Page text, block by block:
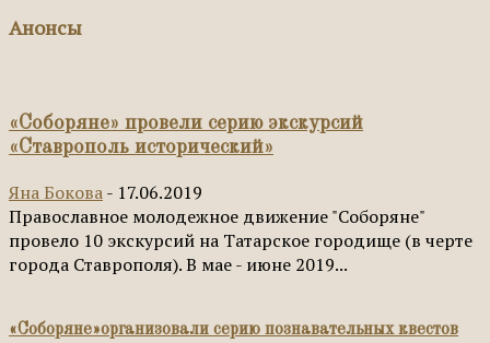
Анонсы
«Соборяне» провели серию экскурсий
«Ставрополь исторический»
Яна Бокова- 17.06.2019
Православное молодежное движение "Соборяне"
провело 10 экскурсий на Татарское городище (в черте
города Ставрополя). В мае - июне 2019...
«Соборяне»организовали серию познавательных квестов